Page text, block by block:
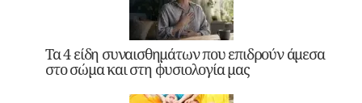
Τα 4 είδη συναισθημάτων που επιδρούν άμεσα
στο σώμα και στη φυσιολογία μας